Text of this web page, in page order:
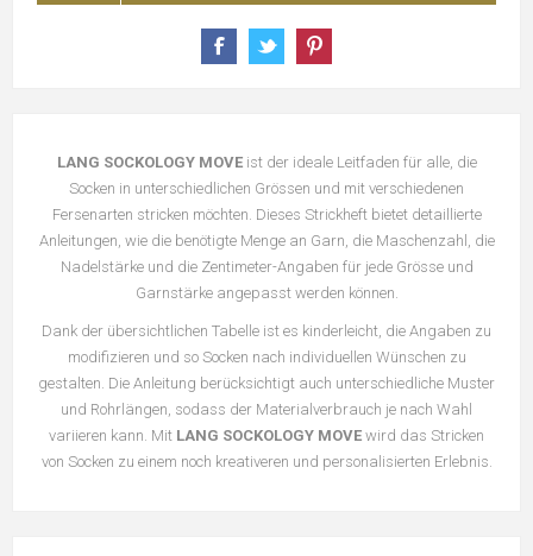
LANG SOCKOLOGY MOVEist der ideale Leitfaden für alle, die
Socken in unterschiedlichen Grössen und mit verschiedenen
Fersenarten stricken möchten. Dieses Strickheft bietet detaillierte
Anleitungen, wie die benötigte Menge an Garn, die Maschenzahl, die
Nadelstärke und die Zentimeter-Angaben für jede Grösse und
Garnstärke angepasst werden können.
Dank der übersichtlichen Tabelle ist es kinderleicht, die Angaben zu
modifizieren und so Socken nach individuellen Wünschen zu
gestalten. Die Anleitung berücksichtigt auch unterschiedliche Muster
und Rohrlängen, sodass der Materialverbrauch je nach Wahl
variieren kann. Mit LANG SOCKOLOGY MOVE wird das Stricken
von Socken zu einem noch kreativeren und personalisierten Erlebnis.